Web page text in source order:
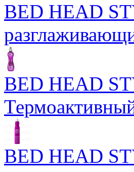
BED HEAD
BED HEAD
BED HEAD